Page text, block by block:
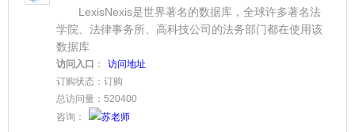
LexisNexis是世界著名的数据库，全球许多著名法
学院、法律事务所、高科技公司的法务部门都在使用该
数据库
访问入口 ：
访问地址
订购状态：订购
总访问量：520400
咨询：
苏老师